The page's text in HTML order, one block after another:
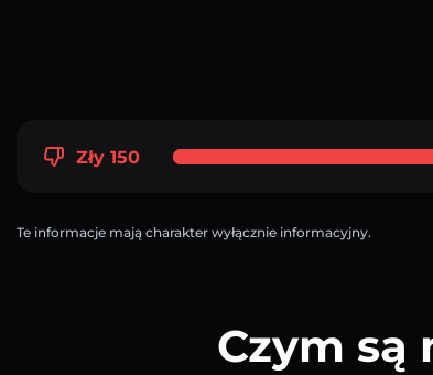
Zły 150
Te informacje mają charakter wyłącznie informacyjny.
Czym są